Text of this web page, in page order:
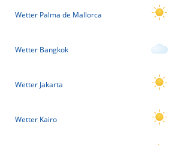
Wetter Palma de Mallorca
Wetter Bangkok
Wetter Jakarta
Wetter Kairo